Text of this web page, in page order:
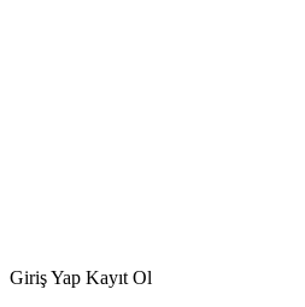
Giriş Yap Kayıt Ol